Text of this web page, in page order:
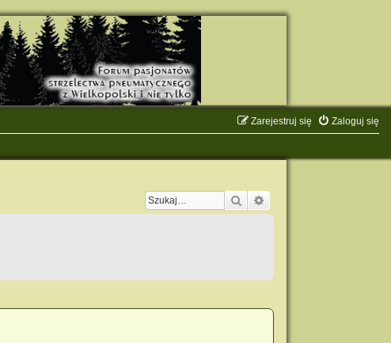
Zaloguj się
Zarejestruj się
Szukaj